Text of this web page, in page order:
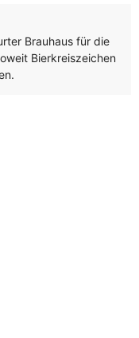
Brauhaus für die
Bierkreiszeichen